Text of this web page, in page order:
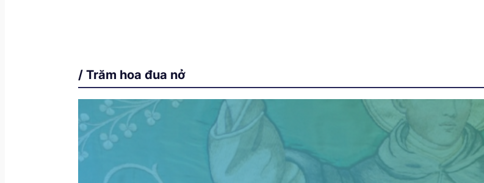
/ Trăm hoa đua nở